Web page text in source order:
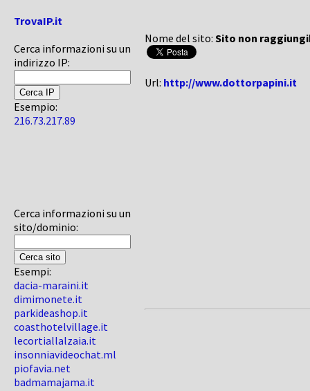
TrovaIP.it
Cerca informazioni su un
indirizzo IP:
Esempio:
216.73.217.89
Cerca informazioni su un
sito/dominio:
Esempi:
dacia-maraini.it
dimimonete.it
parkideashop.it
coasthotelvillage.it
lecortiallalzaia.it
insonniavideochat.ml
piofavia.net
badmamajama.it
Nome del sito: Sito non
Url: http://www.dottorpapini.it